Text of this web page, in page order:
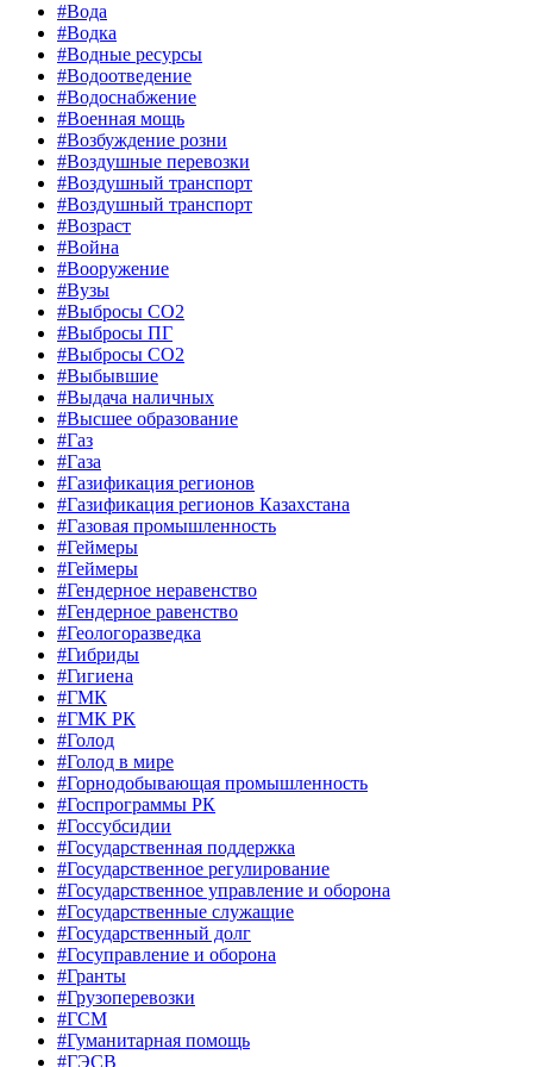
#Вода
#Водка
#Водные ресурсы
#Водоотведение
#Водоснабжение
#Военная мощь
#Возбуждение розни
#Воздушные перевозки
#Воздушный транспорт
#Воздушный транспорт
#Возраст
#Война
#Вооружение
#Вузы
#Выбросы CO2
#Выбросы ПГ
#Выбросы СО2
#Выбывшие
#Выдача наличных
#Высшее образование
#Газ
#Газа
#Газификация регионов
#Газификация регионов Казахстана
#Газовая промышленность
#Геймеры
#Геймеры
#Гендерное неравенство
#Гендерное равенство
#Геологоразведка
#Гибриды
#Гигиена
#ГМК
#ГМК РК
#Голод
#Голод в мире
#Горнодобывающая промышленность
#Госпрограммы РК
#Госсубсидии
#Государственная поддержка
#Государственное регулирование
#Государственное управление и оборона
#Государственные служащие
#Государственный долг
#Госуправление и оборона
#Гранты
#Грузоперевозки
#ГСМ
#Гуманитарная помощь
#ГЭСВ